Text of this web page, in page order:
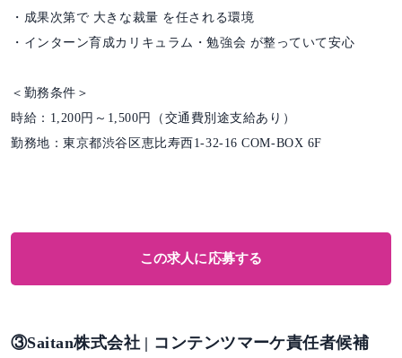
・成果次第で 大きな裁量 を任される環境
・インターン育成カリキュラム・勉強会 が整っていて安心
＜勤務条件＞
時給：1,200円～1,500円（交通費別途支給あり）
勤務地：東京都渋谷区恵比寿西1-32-16 COM-BOX 6F
この求人に応募する
③Saitan株式会社 | コンテンツマーケ責任者候補